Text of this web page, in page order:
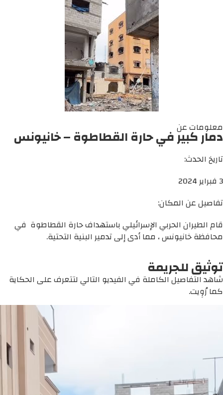
معلومات عن
دمار كبير في حارة القطاطوة – خانيونس
تاريخ الحدث:
3 فبراير 2024
تفاصيل عن المكان:
قام الطيران الحربي الإسرائيلي باستهداف حارة القطاطوة في
محافظة خانيونس ، مما أدى إلى تدمير البنية التحتية.
توثيق للجريمة
شاهد التفاصيل الكاملة في الفيديو التالي لتتعرف على الحكاية
كما رُوِيت.